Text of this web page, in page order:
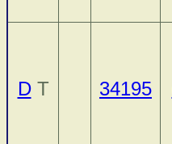
DT 34195